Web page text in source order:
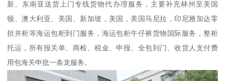
新、东南亚送货上门专线货物代办理服务，主要补充林州至美国
顿、澳大利亚、美国、新加坡，美国，美国马尼拉，印尼雅加达零
担并柜等海运包柜到门服务，海运包柜牛仔裤货物国际服务，整柜
托运，所有报关单、商检、税金、申报、全包到门、收货人支付费
用包海关申批一条龙服务。